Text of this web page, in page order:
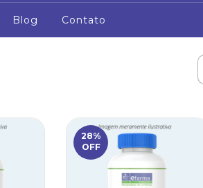
Blog Contato
28%
OFF